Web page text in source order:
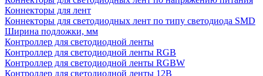
Коннекторы для лент
Коннекторы для светодиодных лент по типу светодиода SMD
Ширина подложки, мм
Контроллер для светодиодной ленты
Контроллер для светодиодной ленты RGB
Контроллер для светодиодной ленты RGBW
Контроллер для светодиодной ленты 12В